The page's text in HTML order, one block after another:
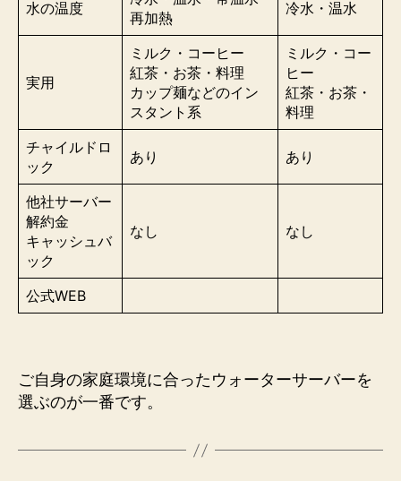
水の温度
再加熱
冷水・温水
実用
ミルク・コーヒー
紅茶・お茶・料理
カップ麺などのイン
スタント系
ミルク・コー
ヒー
紅茶・お茶・
料理
チャイルドロ
ック
あり あり
他社サーバー
解約金
キャッシュバ
ック
なし なし
公式WEB
ご自身の家庭環境に合ったウォーターサーバーを
選ぶのが一番です。